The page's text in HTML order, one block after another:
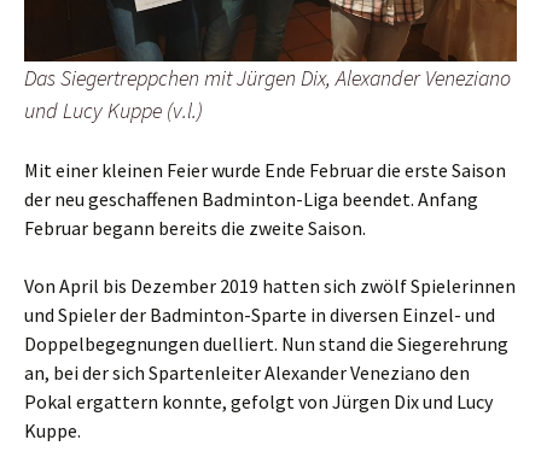
Das Siegertreppchen mit Jürgen Dix, Alexander Veneziano
und Lucy Kuppe (v.l.)
Mit einer kleinen Feier wurde Ende Februar die erste Saison
der neu geschaffenen Badminton-Liga beendet. Anfang
Februar begann bereits die zweite Saison.
Von April bis Dezember 2019 hatten sich zwölf Spielerinnen
und Spieler der Badminton-Sparte in diversen Einzel- und
Doppelbegegnungen duelliert. Nun stand die Siegerehrung
an, bei der sich Spartenleiter Alexander Veneziano den
Pokal ergattern konnte, gefolgt von Jürgen Dix und Lucy
Kuppe.